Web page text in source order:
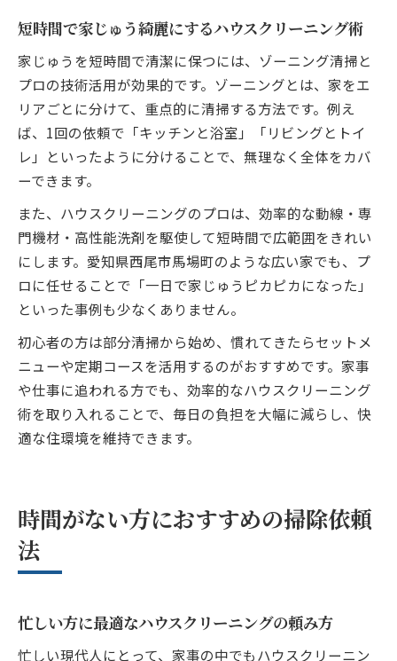
短時間で家じゅう綺麗にするハウスクリーニング術
家じゅうを短時間で清潔に保つには、ゾーニング清掃と
プロの技術活用が効果的です。ゾーニングとは、家をエ
リアごとに分けて、重点的に清掃する方法です。例え
ば、1回の依頼で「キッチンと浴室」「リビングとトイ
レ」といったように分けることで、無理なく全体をカバ
ーできます。
また、ハウスクリーニングのプロは、効率的な動線・専
門機材・高性能洗剤を駆使して短時間で広範囲をきれい
にします。愛知県西尾市馬場町のような広い家でも、プ
ロに任せることで「一日で家じゅうピカピカになった」
といった事例も少なくありません。
初心者の方は部分清掃から始め、慣れてきたらセットメ
ニューや定期コースを活用するのがおすすめです。家事
や仕事に追われる方でも、効率的なハウスクリーニング
術を取り入れることで、毎日の負担を大幅に減らし、快
適な住環境を維持できます。
時間がない方におすすめの掃除依頼
法
忙しい方に最適なハウスクリーニングの頼み方
忙しい現代人にとって、家事の中でもハウスクリーニン